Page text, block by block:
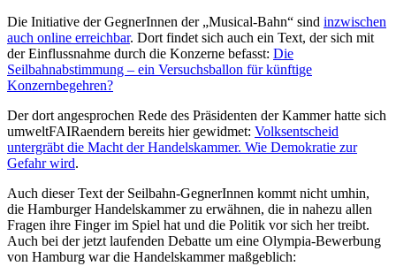
Die Initiative der GegnerInnen der „Musical-Bahn“ sind inzwischen
auch online erreichbar. Dort findet sich auch ein Text, der sich mit
der Einflussnahme durch die Konzerne befasst: Die
Seilbahnabstimmung – ein Versuchsballon für künftige
Konzernbegehren?
Der dort angesprochen Rede des Präsidenten der Kammer hatte sich
umweltFAIRaendern bereits hier gewidmet: Volksentscheid
untergräbt die Macht der Handelskammer. Wie Demokratie zur
Gefahr wird.
Auch dieser Text der Seilbahn-GegnerInnen kommt nicht umhin,
die Hamburger Handelskammer zu erwähnen, die in nahezu allen
Fragen ihre Finger im Spiel hat und die Politik vor sich her treibt.
Auch bei der jetzt laufenden Debatte um eine Olympia-Bewerbung
von Hamburg war die Handelskammer maßgeblich: